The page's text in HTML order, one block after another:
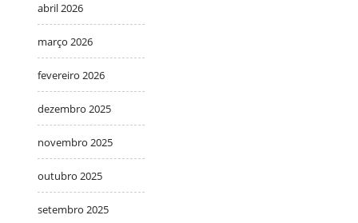
abril 2026
março 2026
fevereiro 2026
dezembro 2025
novembro 2025
outubro 2025
setembro 2025